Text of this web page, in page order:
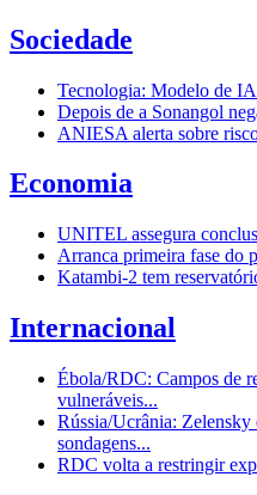
Sociedade
Tecnologia: Modelo de
Depois de a Sonangol
ANIESA alerta sobre
Economia
UNITEL assegura
Arranca primeira fase do
Katambi-2 tem
Internacional
Ébola/RDC: Campos de
vulneráveis...
Rússia/Ucrânia: Zelensky
sondagens...
RDC volta a restringir